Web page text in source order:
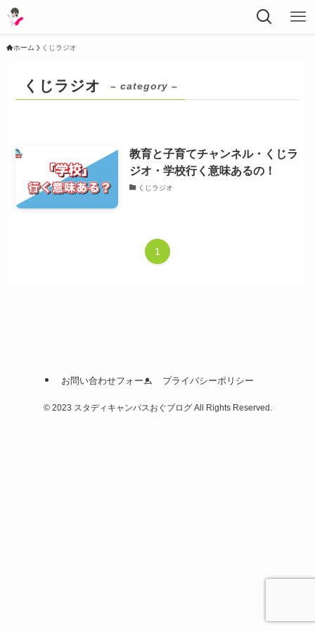
ホーム くじラジオ
くじラジオ – category –
教育と子育てチャンネル・くじラ
ジオ・学校行く意味あるの！
くじラジオ
1
お問い合わせフォーム プライバシーポリシー
©2023 スタディキャンパスおぐブログ All Rights Reserved.